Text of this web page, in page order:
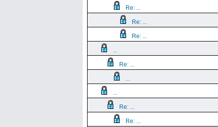
Re: ...
Re: ...
Re: ...
...
Re: ...
...
...
Re: ...
Re: ...